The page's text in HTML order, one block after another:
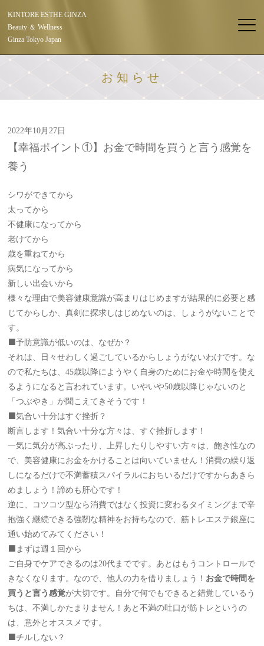
KINTORE ESTHE GINZA
Beauty ＆ Wellness
Ginza Tokyo Japan
お知らせ
2022年10月27日
【幸福ポイント①】お金で時間を買うと言う感覚を
養う
シワができてから
太ってから
不健康になってから
老けてから
歳を重ねてから
病気になってから
新しい出会いから
様々な理由で美容健康意識が高まりはじめますが結果的に必要と感
じてからしか、真剣に探求しはじめないのは、しょうがないことで
す。
⬛️予防意識が低いのは、なぜか？
それは、日々せわしく過ごしているからしょうがないわけです。な
ので私たちは、45歳以降にようやく自身のためにお金や時間を使え
るようになると言われています。いやいや50歳以降じゃないのと
「つぶやき」が聞こえてきそうです！
⬛️気合い十分はすぐ挫折？
断言します！気合い十分な方々は、すぐ挫折します！
一気に気分が高ぶったり、上昇したりしやすい方々は、飽き性なの
で、美容健康にお金をかけることは向いていません！消費の繰り返
しになるだけで不満蓄積スパイラルにおちいるだけですからあきら
めましょう！諦めも肝心です！
逆に、コツコツ型なら消費ではなく投資に変わるタイミングまで辛
抱強く継続できる強靭な精神をお持ちなので、筋トレエステ銀座に
通い始めてみてください！
⬛️まずは週１回から
ご自身でケアできるのは20代までです。あとはもうコントロールで
きなくなります。なので、他人の力を借りましょう！ お金で時間を
買うと言う感覚が大切です。自分で何でもできると錯覚しているう
ちは、不満しかたまりません！あと不満の吐口が筋トレというの
は、意外とオススメです。
⬛️チルしない？